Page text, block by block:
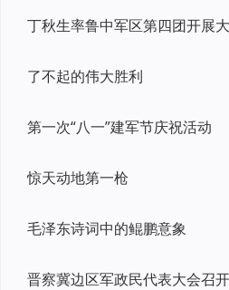
丁秋生率鲁中军区第四团开展
了不起的伟大胜利
第一次“八一”建军节庆祝活动
惊天动地第一枪
毛泽东诗词中的鲲鹏意象
晋察冀边区军政民代表大会召